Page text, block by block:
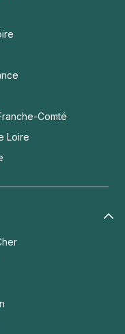
Comté
Loire